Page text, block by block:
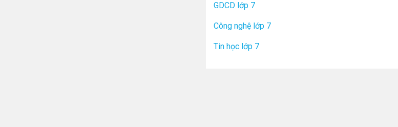
GDCD lớp 7
Công nghệ lớp 7
Tin học lớp 7